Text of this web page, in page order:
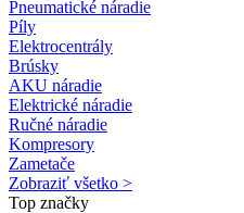
Pneumatické náradie
Píly
Elektrocentrály
Brúsky
AKU náradie
Elektrické náradie
Ručné náradie
Kompresory
Zametače
Zobraziť všetko >
Top značky